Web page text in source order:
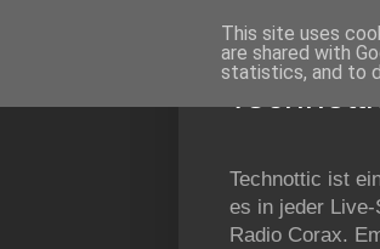
Technottic ist
es in jeder
Radio Corax.
This site uses
are shared with
statistics, and to